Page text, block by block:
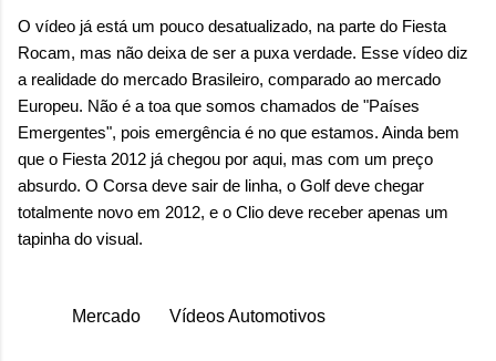
O vídeo já está um pouco desatualizado, na parte do Fiesta
Rocam, mas não deixa de ser a puxa verdade. Esse vídeo diz
a realidade do mercado Brasileiro, comparado ao mercado
Europeu. Não é a toa que somos chamados de "Países
Emergentes", pois emergência é no que estamos. Ainda bem
que o Fiesta 2012 já chegou por aqui, mas com um preço
absurdo. O Corsa deve sair de linha, o Golf deve chegar
totalmente novo em 2012, e o Clio deve receber apenas um
tapinha do visual.
Mercado Vídeos Automotivos